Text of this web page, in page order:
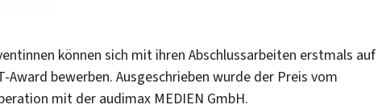
können sich mit ihren Abschlussarbeiten erstmals auf
bewerben. Ausgeschrieben wurde der Preis vom
mit der audimax MEDIEN GmbH.